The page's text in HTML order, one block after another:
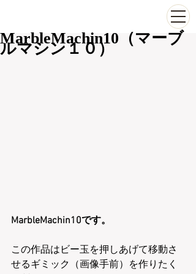
MarbleMachin10（マーブ
ルマシン１０）
MarbleMachin10です。
この作品はビー玉を押しあげて移動さ
せるギミック（画像手前）を作りたく